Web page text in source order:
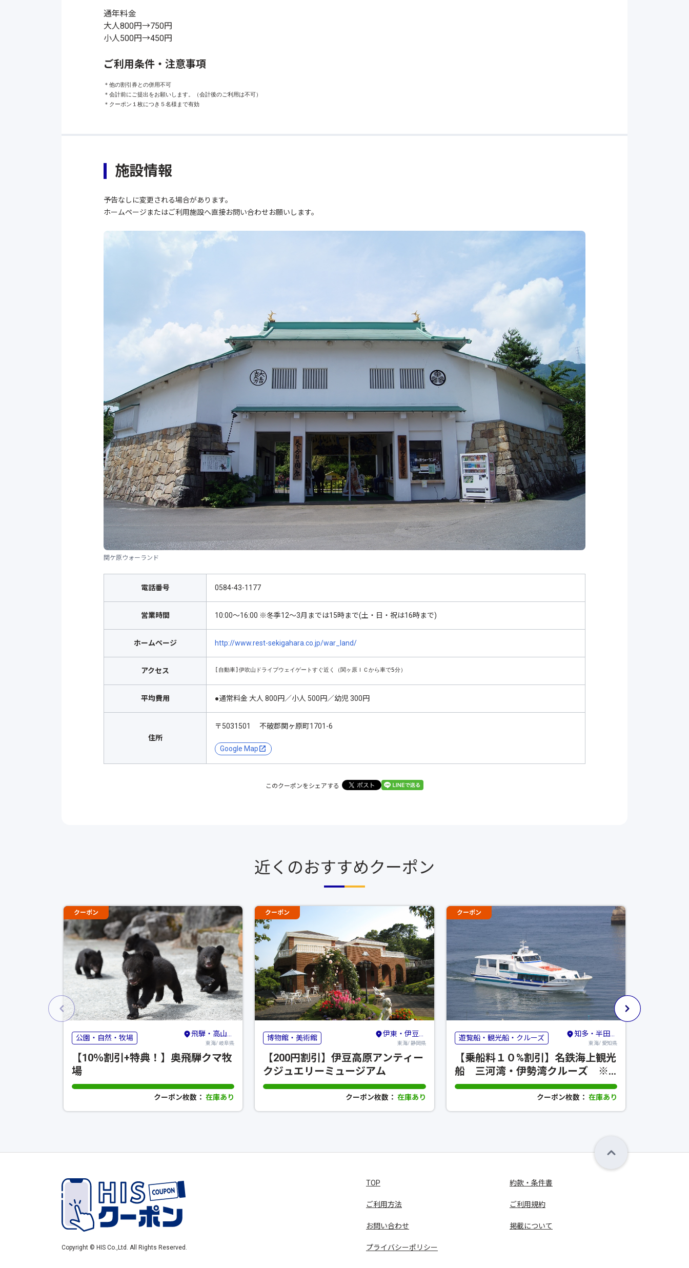
通年料金
大人800円→750円
小人500円→450円
ご利用条件・注意事項
＊他の割引券との併用不可
＊会計前にご提出をお願いします。（会計後のご利用は不可）
＊クーポン１枚につき５名様まで有効
施設情報
予告なしに変更される場合があります。
ホームページまたはご利用施設へ直接お問い合わせお願いします。
関ケ原ウォーランド
電話番号 0584-43-1177
営業時間 10:00～16:00 ※冬季12～3月までは15時まで(土・日・祝は16時まで)
ホームページ http://www.rest-sekigahara.co.jp/war_land/
アクセス [自動車]伊吹山ドライブウェイゲートすぐ近く（関ヶ原ＩＣから車で5分）
平均費用 ●通常料金 大人 800円／小人 500円／幼児 300円
住所
〒5031501 不破郡関ヶ原町1701-6
Google Map
このクーポンをシェアする
近くのおすすめクーポン
クーポン
公園・自然・牧場 飛騨・高山・奥飛騨
東海/ 岐阜県
【10％割引+特典！】奥飛騨クマ牧
場
クーポン枚数：在庫あり
クーポン
博物館・美術館 伊東・伊豆高原・宇佐美
東海/ 静岡県
【200円割引】伊豆高原アンティー
クジュエリーミュージアム
クーポン枚数： 在庫あり
クーポン
遊覧船・観光船・クルーズ 知多・半田・常滑
東海/ 愛知県
【乗船料１０%割引】名鉄海上観光
船 三河湾・伊勢湾クルーズ ※
割引コード 【554】※
クーポン枚数： 在庫あり
TOP
ご利用方法
お問い合わせ
プライバシーポリシー
約款・条件書
ご利用規約
掲載について
Copyright © HIS Co.,Ltd. All Rights Reserved.